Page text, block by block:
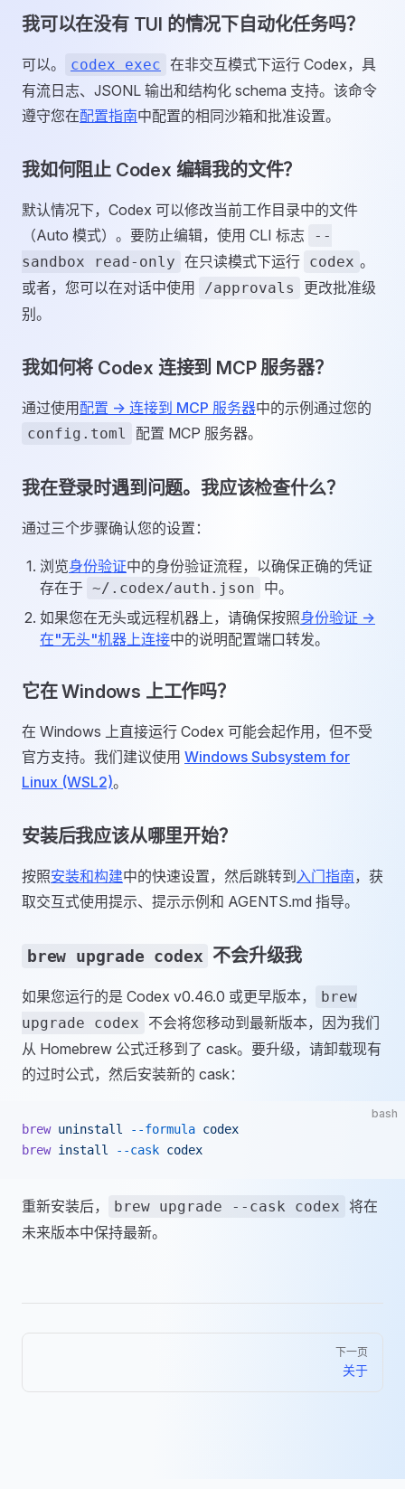
我可以在没有 TUI 的情况下自动化任务吗？
可以。 codex exec 在非交互模式下运行 Codex，具
有流日志、JSONL 输出和结构化 schema 支持。该命令
遵守您在配置指南中配置的相同沙箱和批准设置。
我如何阻止 Codex 编辑我的文件？
默认情况下，Codex 可以修改当前工作目录中的文件
（Auto 模式）。要防止编辑，使用 CLI 标志
--
sandbox read-only 在只读模式下运行 codex 。
或者，您可以在对话中使用
/approvals
更改批准级
别。
我如何将 Codex 连接到 MCP 服务器？
通过使用 配置 -> 连接到 MCP 服务器中的示例通过您的
config.toml 配置 MCP 服务器。
我在登录时遇到问题。我应该检查什么？
通过三个步骤确认您的设置：
浏览身份验证中的身份验证流程，以确保正确的凭证
存在于 ~/.codex/auth.json
中。
如果您在无头或远程机器上，请确保按照身份验证 ->
在"无头"机器上连接中的说明配置端口转发。
它在 Windows 上工作吗？
在 Windows 上直接运行 Codex 可能会起作用，但不受
官方支持。我们建议使用 Windows Subsystem for
Linux (WSL2)。
安装后我应该从哪里开始？
按照安装和构建中的快速设置，然后跳转到 入门指南，获
取交互式使用提示、提示示例和 AGENTS.md 指导。
brew upgrade codex 不会升级我
如果您运行的是 Codex v0.46.0 或更早版本，
brew
upgrade codex
不会将您移动到最新版本，因为我们
从 Homebrew 公式迁移到了 cask。要升级，请卸载现有
的过时公式，然后安装新的 cask：
bash
brew uninstall --formula codex
brew install --cask codex
重新安装后， brew upgrade --cask codex 将在
未来版本中保持最新。
Pager
下一页
关于